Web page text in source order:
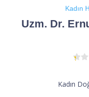
Kadın
Uzm. Dr.
Kadın